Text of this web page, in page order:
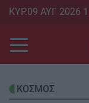
Skip
main
content
ΚΥΡ.09 ΑΥΓ 2026
ΚΟΣΜΟΣ